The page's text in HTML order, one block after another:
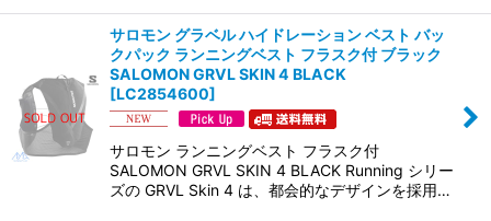
サロモン グラベル ハイドレーション ベスト バッ
クパック ランニングベスト フラスク付 ブラック
SALOMON GRVL SKIN 4 BLACK
[LC2854600]
サロモン ランニングベスト フラスク付
SALOMON GRVL SKIN 4 BLACK Running シリー
ズの GRVL Skin 4 は、都会的なデザインを採用…